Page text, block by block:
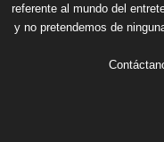
referente al mundo del
y no pretendemos de